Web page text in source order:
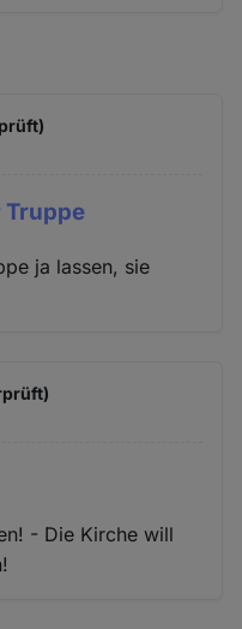
Truppe
ja lassen, sie
- Die Kirche will